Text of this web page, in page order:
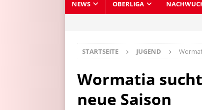
NEWS OBERLIGA
STARTSEITE JUGEND
Wormatia
neue Saison